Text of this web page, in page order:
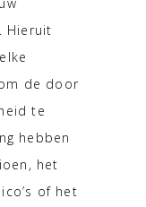
Hieruit
de door
te
hebben
het
of het